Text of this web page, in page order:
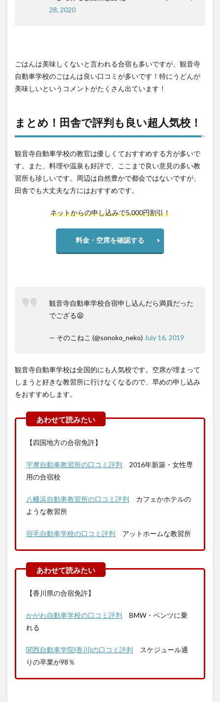
28, 2020
ごはんは美味しくないと言われる合宿も多いですが、観音寺
自動車学校のごはんは良い口コミが多いです！特にうどんが
美味しいというコメントがたくさん出ています！
まとめ！田舎で評判も良い超人気校！
観音寺自動車学校の教官は優しくておすすめする方が多いで
す。また、料理や温泉も好評で、ここまで良い意見の多い教
習所も珍しいです。周辺は自然豊かで都会ではないですが、
田舎でも大丈夫な方にはおすすめです。
ネットからの申し込みで5,000円割引！
料金・空席を確認する
観音寺自動車学校合宿申し込んだら満員だった
でござる😫
— そのこねこ (@sonoko_neko) July 16, 2019
観音寺自動車学校は全国的にも人気校です。空席が埋まって
しまうと好きな教習所に行けなくなるので、早めの申し込み
をおすすめします。
【四国地方の合宿免許】
宇摩自動車教習所の口コミ評判 2016年新築・女性専
用の合宿校
八幡浜自動車教習所の口コミ評判 カフェかホテルの
ような教習所
宿毛自動車学校の口コミ評判 アットホームな教習所
【香川県の合宿免許】
かがわ自動車学校の口コミ評判 BMW・ベンツに乗
れる
関西自動車学院(香川)の口コミ評判 スケジュール通
りの卒業が98％